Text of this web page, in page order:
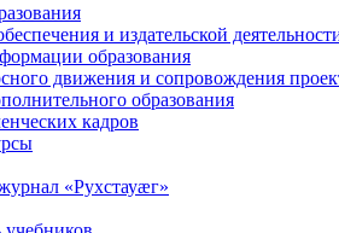
и издательской
образования
движения и сопровождения
образования
кадров
«Рухстауæг»